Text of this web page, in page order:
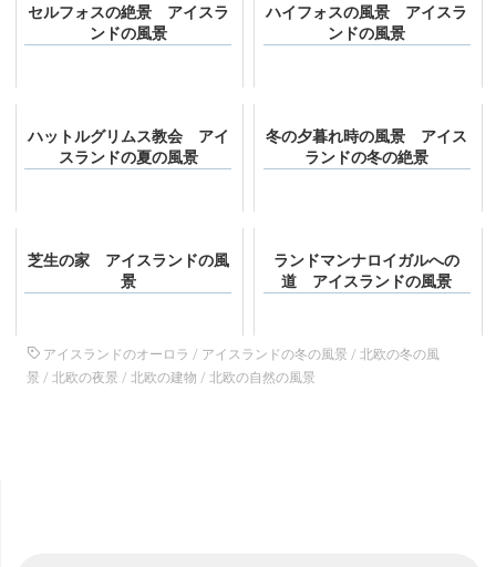
セルフォスの絶景 アイスラ
ンドの風景
ハイフォスの風景 アイスラ
ンドの風景
ハットルグリムス教会 アイ
スランドの夏の風景
冬の夕暮れ時の風景 アイス
ランドの冬の絶景
芝生の家 アイスランドの風
景
ランドマンナロイガルへの
道 アイスランドの風景
アイスランドのオーロラ / アイスランドの冬の風景 / 北欧の冬の風
景 / 北欧の夜景 / 北欧の建物 / 北欧の自然の風景